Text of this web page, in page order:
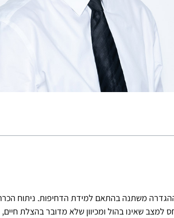
ההגדרה משתנה בהתאם למידת הדחיפות. ניתוח
שאינו בהול ומכיוון שלא מדובר בהצלת חיים,